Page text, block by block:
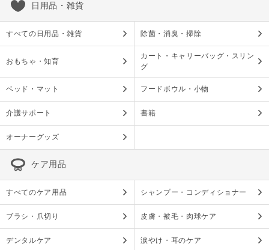
日用品・雑貨
すべての日用品・雑貨 除菌・消臭・掃除
おもちゃ・知育
カート・キャリーバッグ・スリン
グ
ベッド・マット フードボウル・小物
介護サポート 書籍
オーナーグッズ
ケア用品
すべてのケア用品 シャンプー・コンディショナー
ブラシ・爪切り 皮膚・被毛・肉球ケア
デンタルケア 涙やけ・耳のケア